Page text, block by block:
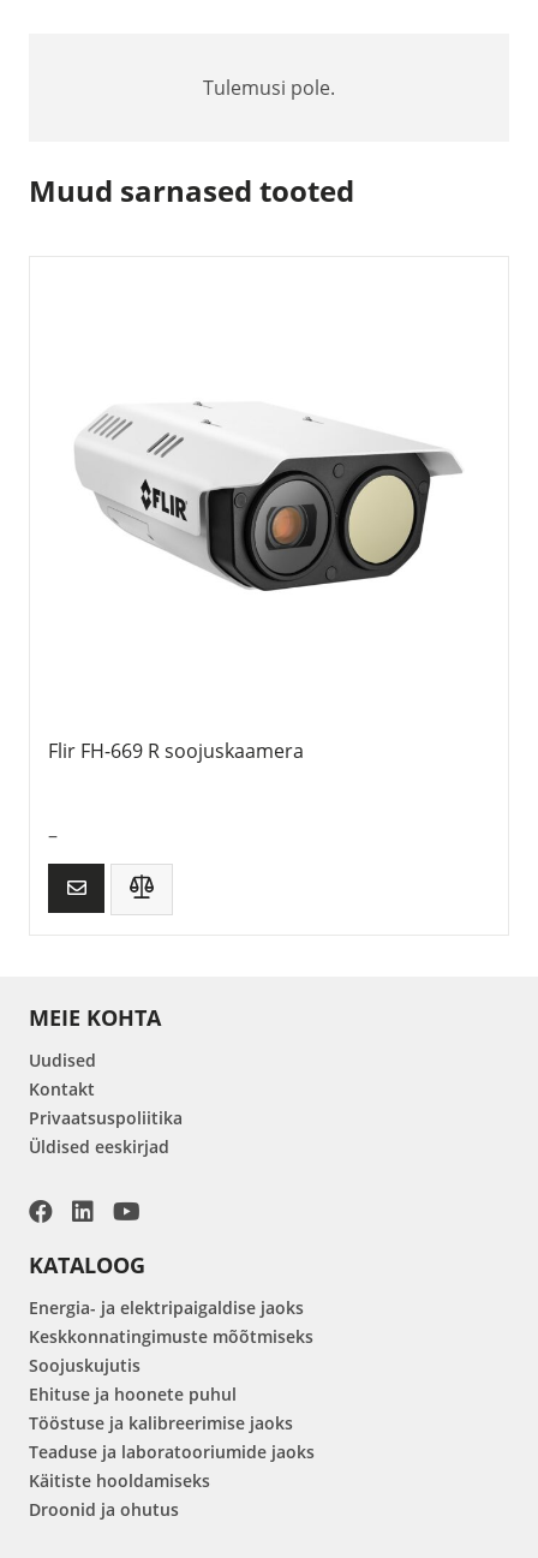
Tulemusi pole.
Muud sarnased tooted
Flir FH-669 R soojuskaamera
–
MEIE KOHTA
Uudised
Kontakt
Privaatsuspoliitika
Üldised eeskirjad
KATALOOG
Energia- ja elektripaigaldise jaoks
Keskkonnatingimuste mõõtmiseks
Soojuskujutis
Ehituse ja hoonete puhul
Tööstuse ja kalibreerimise jaoks
Teaduse ja laboratooriumide jaoks
Käitiste hooldamiseks
Droonid ja ohutus